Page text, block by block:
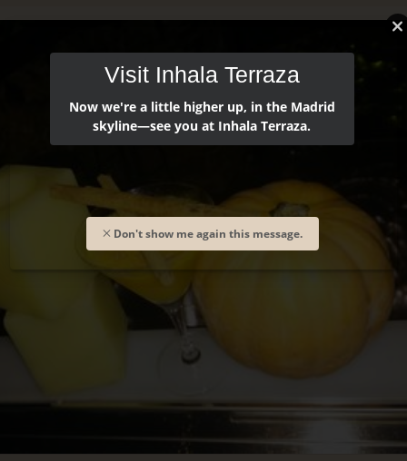
Visit Inhala Terraza
Now we're a little higher up, in the Madrid
skyline—see you at Inhala Terraza.
Don't show me again this message.